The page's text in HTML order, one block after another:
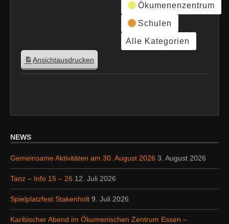
Ökumenenzentrum
Schulen
Alle Kategorien
Ansichtausdrucken
NEWS
Gemeinsame Aktivitäten am 30. August 2026 3. August 2026
Tanz – Info 15 – 26 12. Juli 2026
Spielplatzfest Stakenholt 9. Juli 2026
Karibischer Abend im Ökumenischen Zentrum Essen –